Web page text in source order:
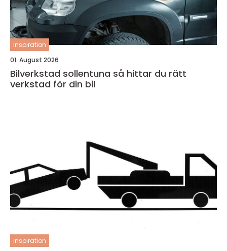
inspiration
01. August 2026
Bilverkstad sollentuna så hittar du rätt
verkstad för din bil
inspiration